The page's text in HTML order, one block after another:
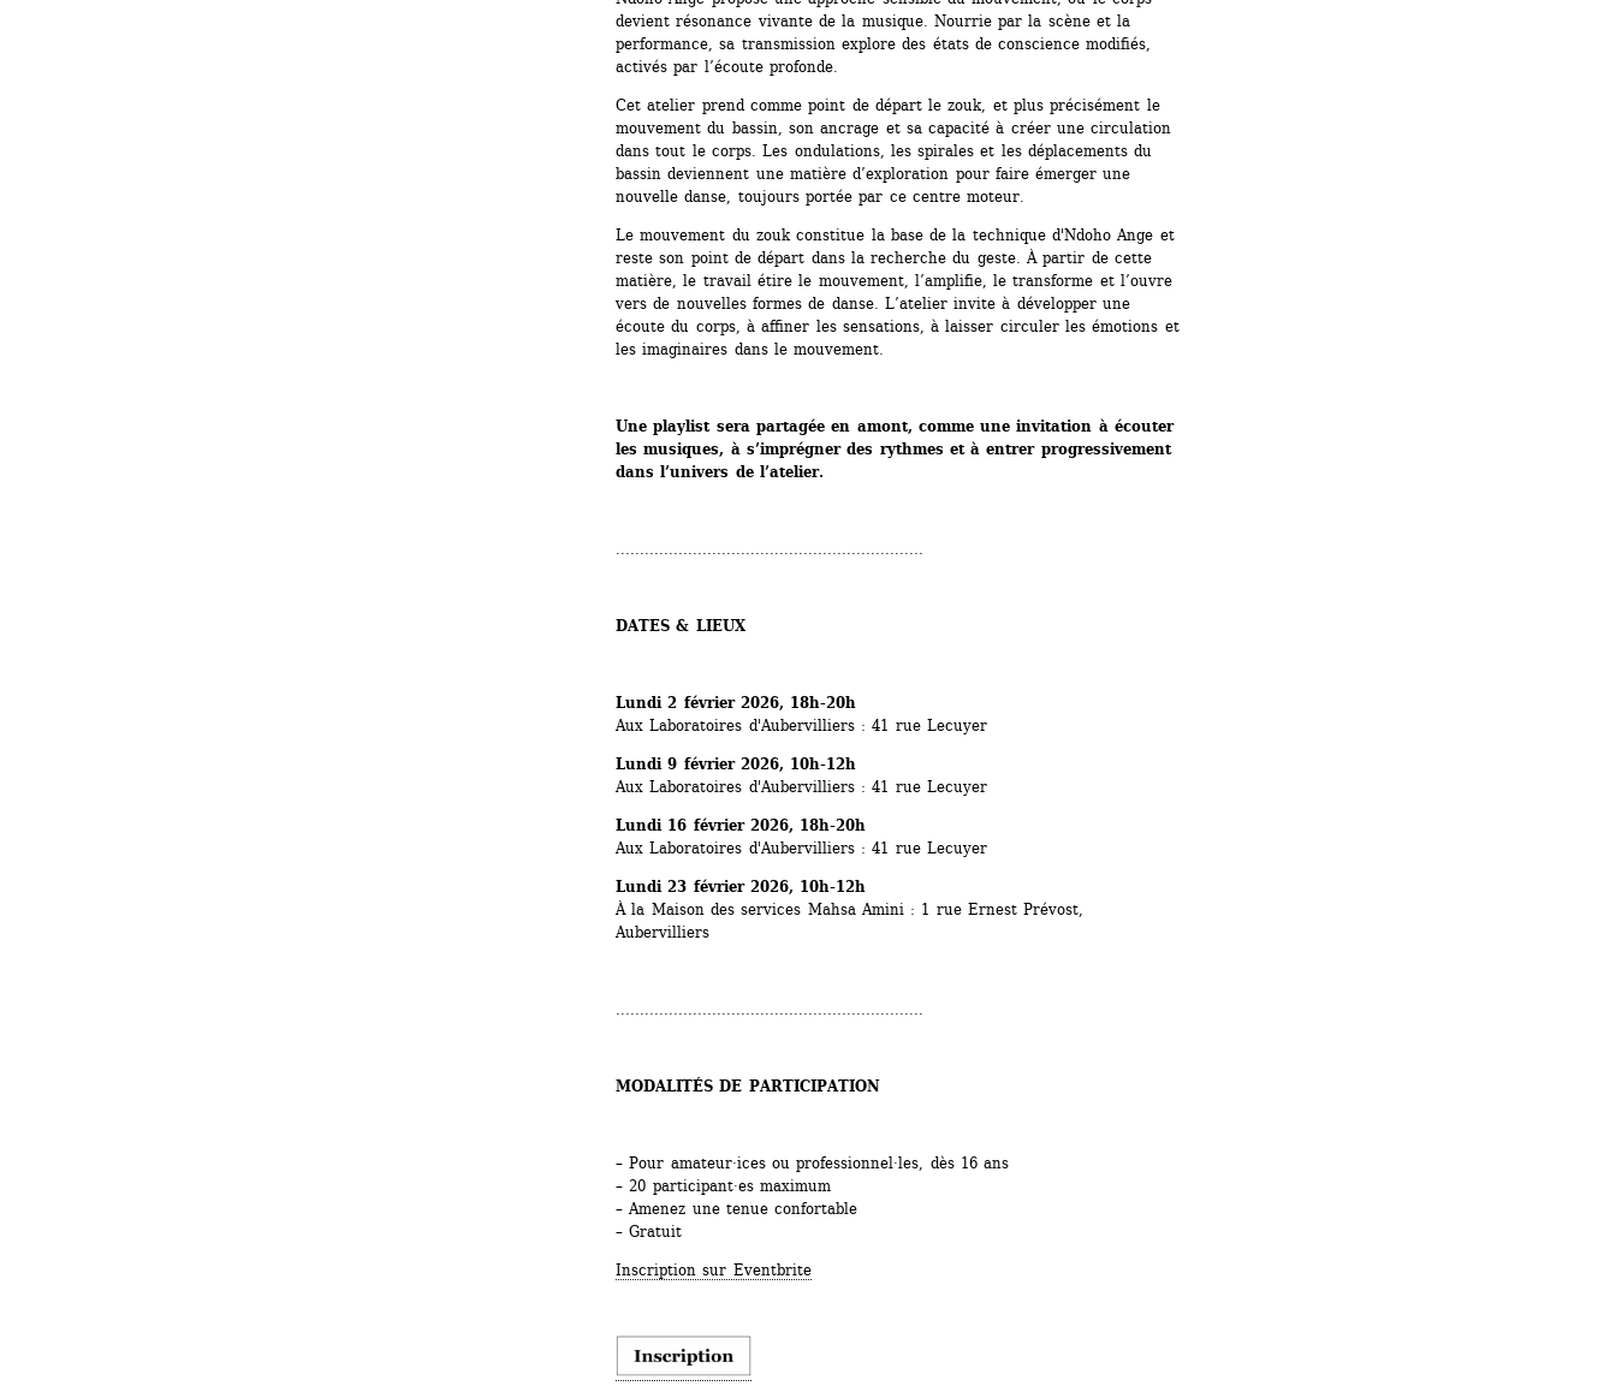
devient résonance vivante de la musique. Nourrie par la scène et la
performance, sa transmission explore des états de conscience modifiés,
activés par l’écoute profonde.
Cet atelier prend comme point de départ le zouk, et plus précisément le
mouvement du bassin, son ancrage et sa capacité à créer une circulation
dans tout le corps. Les ondulations, les spirales et les déplacements du
bassin deviennent une matière d’exploration pour faire émerger une
nouvelle danse, toujours portée par ce centre moteur.
Le mouvement du zouk constitue la base de la technique d'Ndoho Ange et
reste son point de départ dans la recherche du geste. À partir de cette
matière, le travail étire le mouvement, l’amplifie, le transforme et l’ouvre
vers de nouvelles formes de danse. L’atelier invite à développer une
écoute du corps, à affiner les sensations, à laisser circuler les émotions et
les imaginaires dans le mouvement.
Une playlist sera partagée en amont, comme une invitation à écouter
les musiques, à s’imprégner des rythmes et à entrer progressivement
dans l’univers de l’atelier.
DATES & LIEUX
Lundi 2 février 2026, 18h-20h
Aux Laboratoires d'Aubervilliers : 41 rue Lecuyer
Lundi 9 février 2026, 10h-12h
Aux Laboratoires d'Aubervilliers : 41 rue Lecuyer
Lundi 16 février 2026, 18h-20h
Aux Laboratoires d'Aubervilliers : 41 rue Lecuyer
Lundi 23 février 2026, 10h-12h
À la Maison des services Mahsa Amini : 1 rue Ernest Prévost,
Aubervilliers
MODALITÉS DE PARTICIPATION
– Pour amateur·ices ou professionnel·les, dès 16 ans
– 20 participant·es maximum
– Amenez une tenue confortable
– Gratuit
Inscription sur Eventbrite